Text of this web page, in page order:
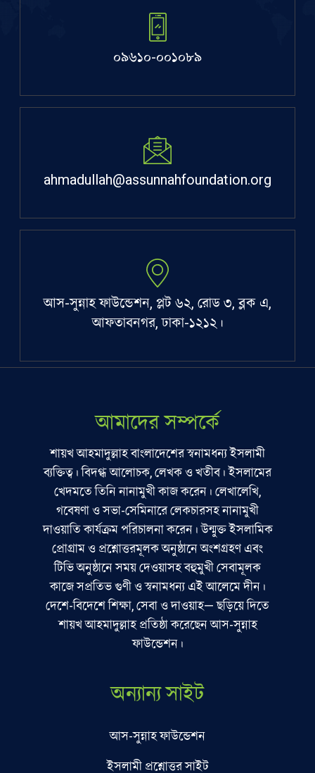
০৯৬১০-০০১০৮৯
ahmadullah@assunnahfoundation.org
আস-সুন্নাহ ফাউন্ডেশন, প্লট ৬২, রোড ৩, ব্লক এ,
আফতাবনগর, ঢাকা-১২১২।
আমাদের সম্পর্কে
শায়খ আহমাদুল্লাহ বাংলাদেশের স্বনামধন্য ইসলামী
ব্যক্তিত্ব। বিদগ্ধ আলোচক, লেখক ও খতীব। ইসলামের
খেদমতে তিনি নানামুখী কাজ করেন। লেখালেখি,
গবেষণা ও সভা-সেমিনারে লেকচারসহ নানামুখী
দাওয়াতি কার্যক্রম পরিচালনা করেন। উন্মুক্ত ইসলামিক
প্রোগ্রাম ও প্রশ্নোত্তরমূলক অনুষ্ঠানে অংশগ্রহণ এবং
টিভি অনুষ্ঠানে সময় দেওয়াসহ বহুমুখী সেবামূলক
কাজে সপ্রতিভ গুণী ও স্বনামধন্য এই আলেমে দীন।
দেশে-বিদেশে শিক্ষা, সেবা ও দাওয়াহ— ছড়িয়ে দিতে
শায়খ আহমাদুল্লাহ প্রতিষ্ঠা করেছেন আস-সুন্নাহ
ফাউন্ডেশন।
অন্যান্য সাইট
আস-সুন্নাহ ফাউন্ডেশন
ইসলামী প্রশ্নোত্তর সাইট